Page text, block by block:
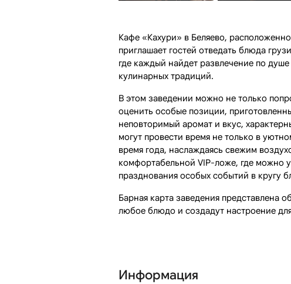
Кафе «Кахури» в Беляево,
приглашает гостей отведать блюда
где каждый найдет развлечение по
кулинарных традиций.
В этом заведении можно не только
оценить особые позиции,
неповторимый аромат и вкус,
могут провести время не только в
время года, наслаждаясь свежим
комфортабельной VIP-ложе, где можно
празднования особых событий в кругу
Барная карта заведения
любое блюдо и создадут настроение
Информация